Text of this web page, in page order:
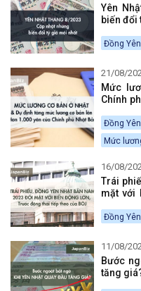
Yên
biến đổi
Đồng
21/08/
Mức
Chính
Đồng
Mức
16/08/
Trái
mặt với
Đồng
11/08/
Bước
tăng